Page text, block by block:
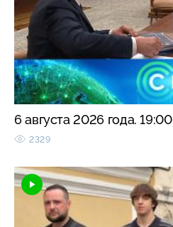
6 августа 2026 года. 19:00
2329